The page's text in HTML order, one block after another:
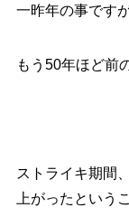
一昨年の事です
もう50年ほど前
ストライキ期間
上がったという